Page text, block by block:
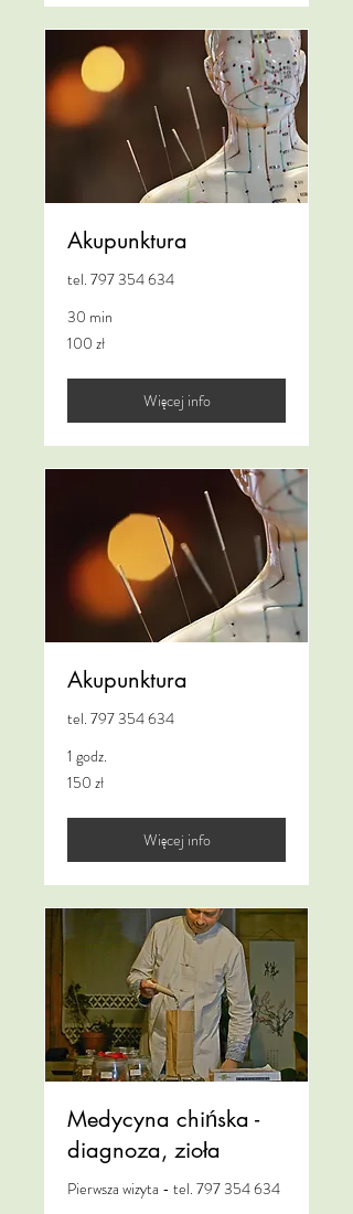
Akupunktura
tel. 797 354 634
30 min
100
złotych
100 zł
Więcej info
Akupunktura
tel. 797 354 634
1 godz.
150
złotych
150 zł
Więcej info
Medycyna chińska -
diagnoza, zioła
Pierwsza wizyta - tel. 797 354 634